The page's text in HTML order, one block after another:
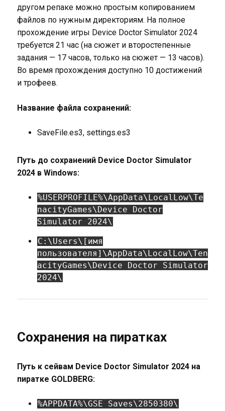
другом репаке можно простым копированием
файлов по нужным директориям. На полное
прохождение игры Device Doctor Simulator 2024
требуется 21 час (на сюжет и второстепенные
задания — 17 часов, только на сюжет — 13 часов).
Во время прохождения доступно 10 достижений
и трофеев.
Название файла сохранений:
SaveFile.es3, settings.es3
Путь до сохранений Device Doctor Simulator
2024 в Windows:
%USERPROFILE%\AppData\LocalLow\Te
nacityGames\Device Doctor
Simulator 2024\
C:\Users\[имя
пользователя]\AppData\LocalLow\Ten
acityGames\Device Doctor Simulator
2024\
Сохранения на пиратках
Путь к сейвам Device Doctor Simulator 2024 на
пиратке GOLDBERG:
%APPDATA%\GSE Saves\2850380\